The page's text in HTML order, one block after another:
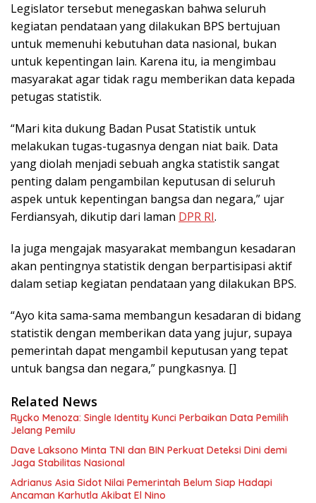
Legislator tersebut menegaskan bahwa seluruh
kegiatan pendataan yang dilakukan BPS bertujuan
untuk memenuhi kebutuhan data nasional, bukan
untuk kepentingan lain. Karena itu, ia mengimbau
masyarakat agar tidak ragu memberikan data kepada
petugas statistik.
“Mari kita dukung Badan Pusat Statistik untuk
melakukan tugas-tugasnya dengan niat baik. Data
yang diolah menjadi sebuah angka statistik sangat
penting dalam pengambilan keputusan di seluruh
aspek untuk kepentingan bangsa dan negara,” ujar
Ferdiansyah, dikutip dari laman DPR RI.
Ia juga mengajak masyarakat membangun kesadaran
akan pentingnya statistik dengan berpartisipasi aktif
dalam setiap kegiatan pendataan yang dilakukan BPS.
“Ayo kita sama-sama membangun kesadaran di bidang
statistik dengan memberikan data yang jujur, supaya
pemerintah dapat mengambil keputusan yang tepat
untuk bangsa dan negara,” pungkasnya. []
Related News
Rycko Menoza: Single Identity Kunci Perbaikan Data Pemilih
Jelang Pemilu
Dave Laksono Minta TNI dan BIN Perkuat Deteksi Dini demi
Jaga Stabilitas Nasional
Adrianus Asia Sidot Nilai Pemerintah Belum Siap Hadapi
Ancaman Karhutla Akibat El Nino